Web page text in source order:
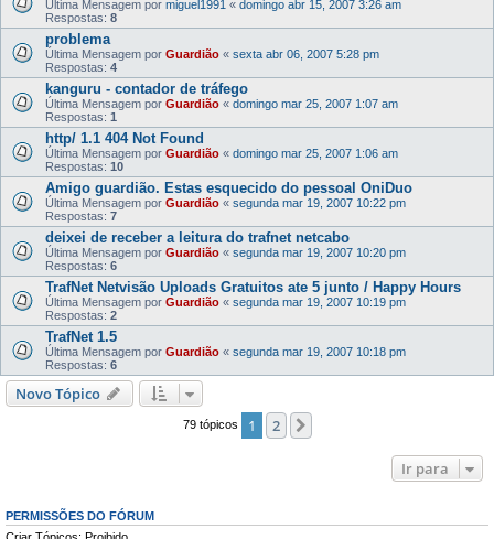
Última Mensagem por miguel1991 « domingo abr 15, 2007 3:26 am
Respostas: 8
problema
Última Mensagem por Guardião « sexta abr 06, 2007 5:28 pm
Respostas: 4
kanguru - contador de tráfego
Última Mensagem por Guardião « domingo mar 25, 2007 1:07 am
Respostas: 1
http/ 1.1 404 Not Found
Última Mensagem por Guardião « domingo mar 25, 2007 1:06 am
Respostas: 10
Amigo guardião. Estas esquecido do pessoal OniDuo
Última Mensagem por Guardião « segunda mar 19, 2007 10:22 pm
Respostas: 7
deixei de receber a leitura do trafnet netcabo
Última Mensagem por Guardião « segunda mar 19, 2007 10:20 pm
Respostas: 6
TrafNet Netvisão Uploads Gratuitos ate 5 junto / Happy Hours
Última Mensagem por Guardião « segunda mar 19, 2007 10:19 pm
Respostas: 2
TrafNet 1.5
Última Mensagem por Guardião « segunda mar 19, 2007 10:18 pm
Respostas: 6
Novo Tópico
79 tópicos 1 2
Ir para
PERMISSÕES DO FÓRUM